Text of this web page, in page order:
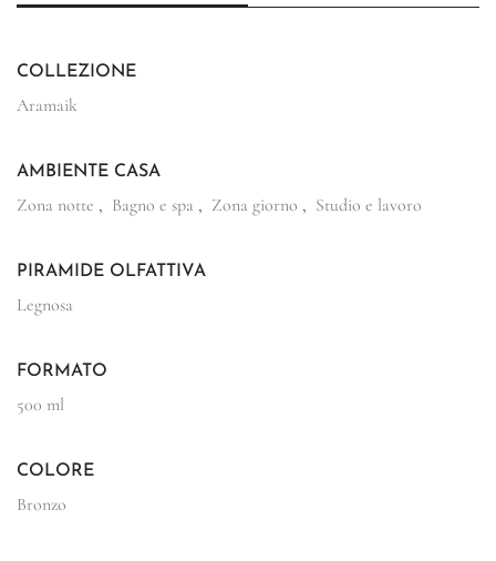
COLLEZIONE
Aramaik
AMBIENTE CASA
Zona notte , Bagno e spa , Zona giorno , Studio e lavoro
PIRAMIDE OLFATTIVA
Legnosa
FORMATO
500 ml
COLORE
Bronzo